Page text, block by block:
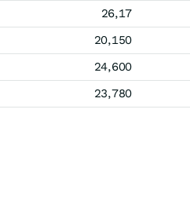
26,17
20,150
24,600
23,780